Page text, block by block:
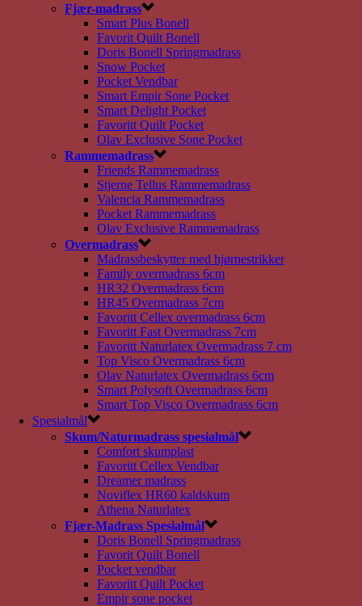
Fjær-madrass
Smart Plus Bonell
Favorit Quilt Bonell
Doris Bonell Springmadrass
Snow Pocket
Pocket Vendbar
Smart Empir Sone Pocket
Smart Delight Pocket
Favoritt Quilt Pocket
Olav Exclusive Sone Pocket
Rammemadrass
Friends Rammemadrass
Stjerne Tellus Rammemadrass
Valencia Rammemadrass
Pocket Rammemadrass
Olav Exclusive Rammemadrass
Overmadrass
Madrassbeskytter med hjørnestrikker
Family overmadrass 6cm
HR32 Overmadrass 6cm
HR45 Overmadrass 7cm
Favoritt Cellex overmadrass 6cm
Favoritt Fast Overmadrass 7cm
Favoritt Naturlatex Overmadrass 7 cm
Top Visco Overmadrass 6cm
Olav Naturlatex Overmadrass 6cm
Smart Polysoft Overmadrass 6cm
Smart Top Visco Overmadrass 6cm
Spesialmål
Skum/Naturmadrass spesialmål
Comfort skumplast
Favoritt Cellex Vendbar
Dreamer madrass
Noviflex HR60 kaldskum
Athena Naturlatex
Fjær-Madrass Spesialmål
Doris Bonell Springmadrass
Favorit Quilt Bonell
Pocket vendbar
Favoritt Quilt Pocket
Empir sone pocket